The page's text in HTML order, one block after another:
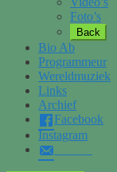
Foto’s
Back
Bio Ab
Programmeur
Wereldmuziek
Links
Archief
Facebook
Instagram